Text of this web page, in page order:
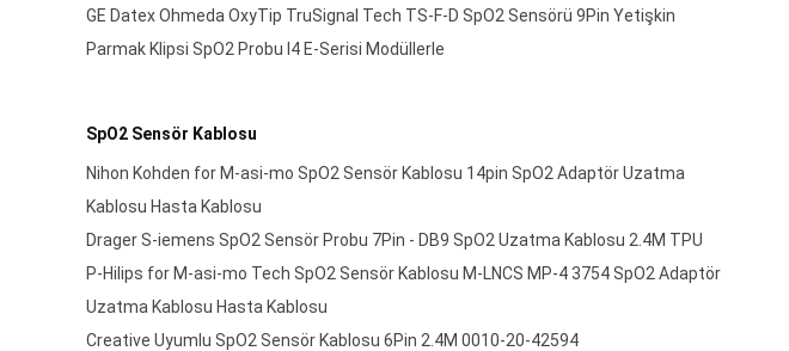
GE Datex Ohmeda OxyTip TruSignal Tech TS-F-D SpO2 Sensörü 9Pin Yetişkin
Parmak Klipsi SpO2 Probu I4 E-Serisi Modüllerle
SpO2 Sensör Kablosu
Nihon Kohden for M-asi-mo SpO2 Sensör Kablosu 14pin SpO2 Adaptör Uzatma
Kablosu Hasta Kablosu
Drager S-iemens SpO2 Sensör Probu 7Pin - DB9 SpO2 Uzatma Kablosu 2.4M TPU
P-Hilips for M-asi-mo Tech SpO2 Sensör Kablosu M-LNCS MP-4 3754 SpO2 Adaptör
Uzatma Kablosu Hasta Kablosu
Creative Uyumlu SpO2 Sensör Kablosu 6Pin 2.4M 0010-20-42594